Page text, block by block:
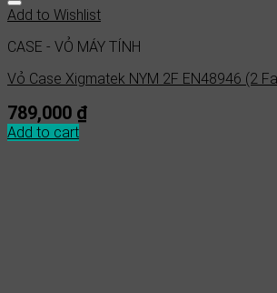
Add to Wishlist
CASE - VỎ MÁY TÍNH
Vỏ Case Xigmatek NYM 2F EN48946 (2
789,000 ₫
Add to cart